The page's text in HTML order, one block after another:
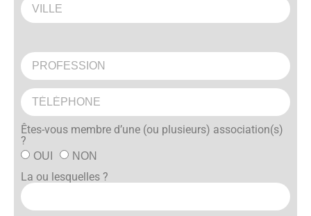
Êtes-vous membre d’une (ou plusieurs) association(s)
?
OUI NON
La ou lesquelles ?